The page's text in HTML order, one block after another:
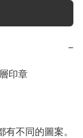
−
印章
不同的圖案。